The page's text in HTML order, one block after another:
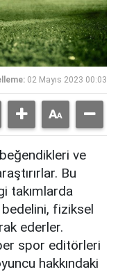
02 Mayıs 2023 00:03
ve
Bu
takımlarda
bedelini, fiziksel
ederler.
spor editörleri
hakkındaki